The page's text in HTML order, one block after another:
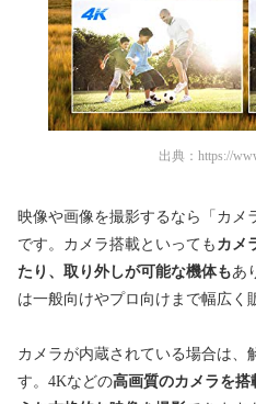
出典： https://
映像や画像を撮影するなら「カメ
です。カメラ搭載といっても カメ
たり、取り外しが可能な機体もあ
は一般向けやプロ向けまで幅広く
カメラが内蔵されている場合は、
す。4Kなどの高画質のカメラを搭